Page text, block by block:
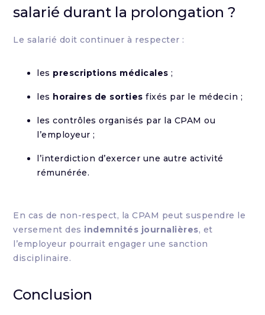
salarié durant la prolongation ?
Le salarié doit continuer à respecter :
les prescriptions médicales ;
les horaires de sorties fixés par le médecin ;
les contrôles organisés par la CPAM ou
l’employeur ;
l’interdiction d’exercer une autre activité
rémunérée.
En cas de non-respect, la CPAM peut suspendre le
versement des indemnités journalières, et
l’employeur pourrait engager une sanction
disciplinaire.
Conclusion